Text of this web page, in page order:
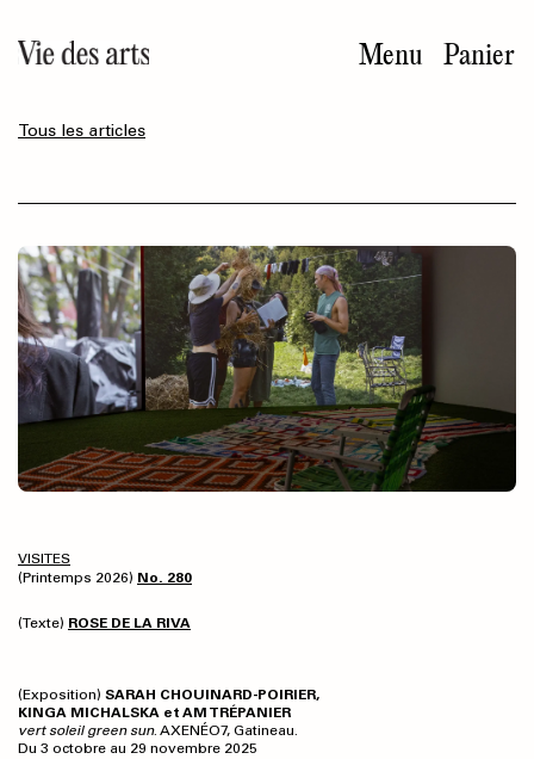
au
contenu
Menu Panier
Tous les articles
VISITES
(Printemps 2026) No. 280
(Texte) ROSE DE LA RIVA
(Exposition) SARAH CHOUINARD-POIRIER,
KINGA MICHALSKA et AM TRÉPANIER
vert soleil green sun. AXENÉO7, Gatineau.
Du 3 octobre au 29 novembre 2025